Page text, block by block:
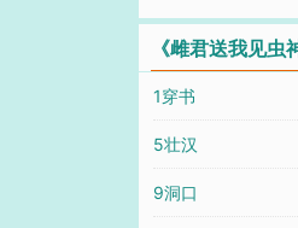
《雌君送我见虫
1穿书
5壮汉
9洞口